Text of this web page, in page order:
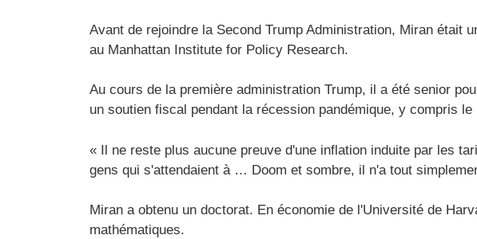
Avant de rejoindre la Second Trump Administration, Miran était
au Manhattan Institute for Policy Research.
Au cours de la première administration Trump, il a été senior
un soutien fiscal pendant la récession pandémique, y compris
« Il ne reste plus aucune preuve d'une inflation induite par les
gens qui s'attendaient à … Doom et sombre, il n'a tout
Miran a obtenu un doctorat. En économie de l'Université de
mathématiques.